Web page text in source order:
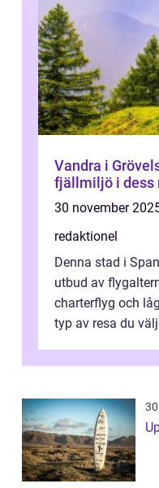
Vandra i
fjällmiljö i dess
30 november
redaktionel
Denna stad i
utbud av
charterflyg och
typ av resa du